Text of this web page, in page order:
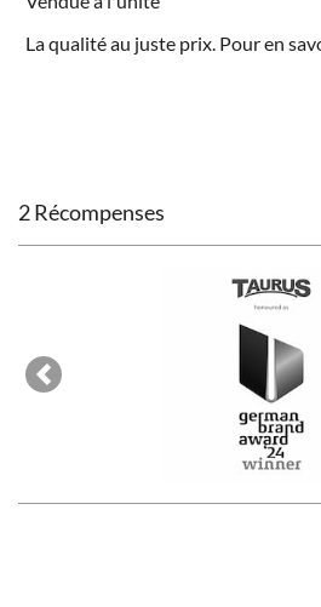
La qualité au juste prix. Pour en
2 Récompenses
Previous